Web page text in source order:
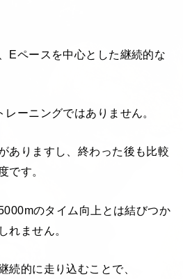
Eペースを中心とした継続的な
ーニングではありません。
ありますし、終わった後も比較
です。
のタイム向上とは結びつか
れません。
続的に走り込むことで、